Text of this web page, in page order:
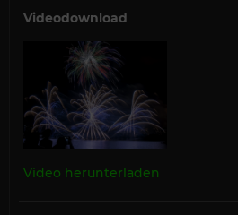
Videodownload
Video herunterladen